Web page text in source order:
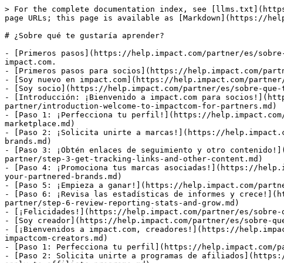
> For the complete documentation index, see [llms.txt](https://help.impact.com/llms.txt). Markdown versions of documentation pages are available by appending `.md` to page URLs; this page is available as [Markdown](https://help.impact.com/partner/es/sobre-que-te-gustaria-aprender.md).

# ¿Sobre qué te gustaría aprender?

- [Primeros pasos](https://help.impact.com/partner/es/sobre-que-te-gustaria-aprender/getting-started.md): Todo lo que los socios necesitan saber para empezar con impact.com.
- [Primeros pasos para socios](https://help.impact.com/partner/es/sobre-que-te-gustaria-aprender/getting-started/getting-started-for-partners.md)
- [Soy nuevo en impact.com](https://help.impact.com/partner/es/sobre-que-te-gustaria-aprender/getting-started/readme-1.md)
- [Soy socio](https://help.impact.com/partner/es/sobre-que-te-gustaria-aprender/getting-started/readme-1/im-a-partner.md)
- [Introducción: ¡Bienvenido a impact.com para socios!](https://help.impact.com/partner/es/sobre-que-te-gustaria-aprender/getting-started/readme-1/im-a-partner/introduction-welcome-to-impactcom-for-partners.md)
- [Paso 1: ¡Perfecciona tu perfil!](https://help.impact.com/partner/es/sobre-que-te-gustaria-aprender/getting-started/readme-1/im-a-partner/step-1-join-the-marketplace.md)
- [Paso 2: ¡Solicita unirte a marcas!](https://help.impact.com/partner/es/sobre-que-te-gustaria-aprender/getting-started/readme-1/im-a-partner/step-2-apply-to-brands.md)
- [Paso 3: ¡Obtén enlaces de seguimiento y otro contenido!](https://help.impact.com/partner/es/sobre-que-te-gustaria-aprender/getting-started/readme-1/im-a-partner/step-3-get-tracking-links-and-other-content.md)
- [Paso 4: ¡Promociona tus marcas asociadas!](https://help.impact.com/partner/es/sobre-que-te-gustaria-aprender/getting-started/readme-1/im-a-partner/step-4-promote-your-partnered-brands.md)
- [Paso 5: ¡Empieza a ganar!](https://help.impact.com/partner/es/sobre-que-te-gustaria-aprender/getting-started/readme-1/im-a-partner/step-5-start-earning.md)
- [Paso 6: ¡Revisa las estadísticas de informes y crece!](https://help.impact.com/partner/es/sobre-que-te-gustaria-aprender/getting-started/readme-1/im-a-partner/step-6-review-reporting-stats-and-grow.md)
- [¡Felicidades!](https://help.impact.com/partner/es/sobre-que-te-gustaria-aprender/getting-started/readme-1/im-a-partner/congratulations.md)
- [Soy creador](https://help.impact.com/partner/es/sobre-que-te-gustaria-aprender/getting-started/readme-1/im-a-creator.md)
- [¡Bienvenidos a impact.com, creadores!](https://help.impact.com/partner/es/sobre-que-te-gustaria-aprender/getting-started/readme-1/im-a-creator/welcome-to-impactcom-creators.md)
- [Paso 1: Perfecciona tu perfil](https://help.impact.com/partner/es/sobre-que-te-gustaria-aprender/getting-started/readme-1/im-a-creator/step-1-work-with-brands.md)
- [Paso 2: Solicita unirte a programas de afiliados](https://help.impact.com/partner/es/sobre-que-te-gustaria-aprender/getting-started/readme-1/im-a-creator/step-2-apply-to-affiliate-programs.md)
- [Paso 3: Comparte enlaces de seguimiento o códigos promocionales](https://help.impact.com/partner/es/sobre-que-te-gustaria-aprender/getting-started/readme-1/im-a-creator/step-3-share-tracking-links-or-promo-codes.md)
- [Paso 4: Solicita participar en campañas para creadores](https://help.impact.com/partner/es/sobre-que-te-gustaria-aprender/getting-started/readme-1/im-a-creator/step-4-apply-to-creator-campaigns.md)
- [Paso 5: Crea y envía tus entregables](https://help.impact.com/partner/es/sobre-que-te-gustaria-